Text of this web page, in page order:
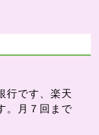
行です、楽天
。月７回まで